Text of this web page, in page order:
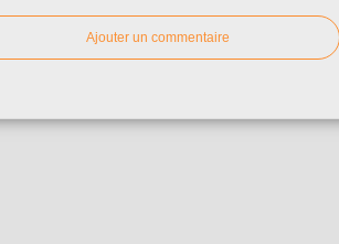
Ajouter un commentaire